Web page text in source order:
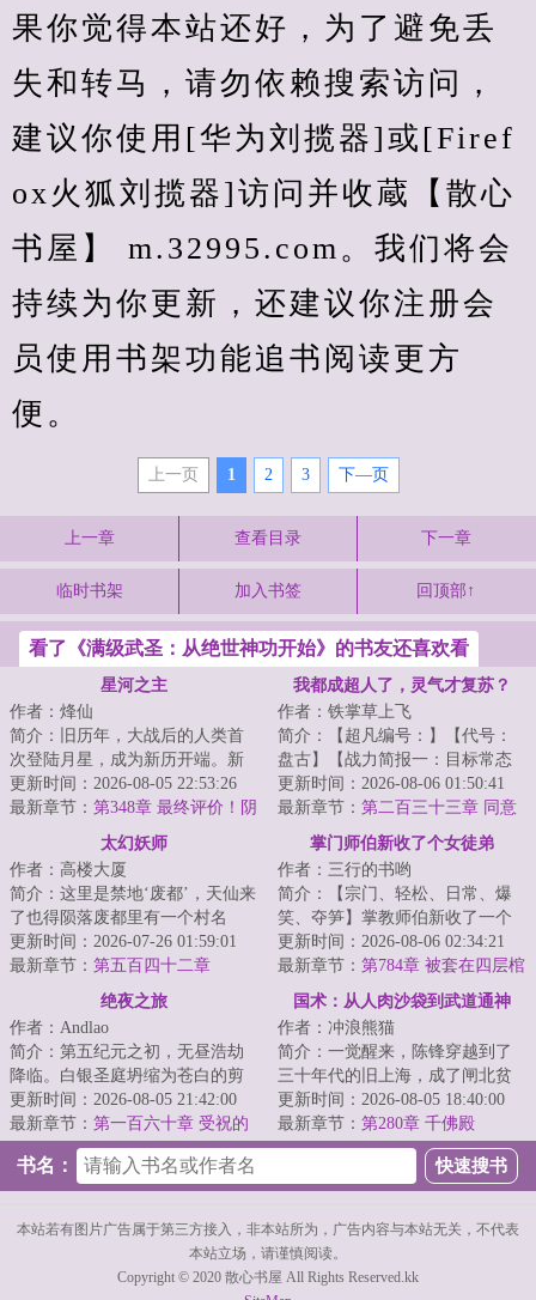
果你觉得本站还好，为了避免丢
失和转马，请勿依赖搜索访问，
建议你使用[华为刘揽器]或[Firef
ox火狐刘揽器]访问并收蔵【散心
书屋】 m.32995.com。我们将会
持续为你更新，还建议你注册会
员使用书架功能追书阅读更方
便。
上一页 1 2 3 下—页
上一章 查看目录 下一章
临时书架 加入书签 回顶部↑
看了《满级武圣：从绝世神功开始》的书友还喜欢看
星河之主
作者：烽仙
简介：旧历年，大战后的人类首
次登陆月星，成为新历开端。新
历年，月星人口超过亿，人类诞
生第一位星空武...
更新时间：2026-08-05 22:53:26
最新章节： 第348章 最终评价！阴
谋【万字求票】
我都成超人了，灵气才复苏？
作者：铁掌草上飞
简介：【超凡编号：】【代号：
盘古】【战力简报一：目标常态
为普通青年男性，具备远超生物
极限的肉体强度...
更新时间：2026-08-06 01:50:41
最新章节： 第二百三十三章 同意
太幻妖师
作者：高楼大厦
简介：这里是禁地‘废都’，天仙来
了也得陨落废都里有一个村名
为‘桃源’，这里住着一群吃人的绝
世大妖，...
更新时间：2026-07-26 01:59:01
最新章节： 第五百四十二章
掌门师伯新收了个女徒弟
作者：三行的书哟
简介：【宗门、轻松、日常、爆
笑、夺笋】掌教师伯新收了一个
女徒弟。她很漂亮，让无数人为
之神往。直至周...
更新时间：2026-08-06 02:34:21
最新章节： 第784章 被套在四层棺
椁中的人
绝夜之旅
作者：Andlao
简介：第五纪元之初，无昼浩劫
降临。白银圣庭坍缩为苍白的剪
影，时光将帝国碾作尘埃，起源
之海仍在咆哮，...
更新时间：2026-08-05 21:42:00
最新章节： 第一百六十章 受祝的
国术：从人肉沙袋到武道通神
作者：冲浪熊猫
简介：一觉醒来，陈锋穿越到了
三十年代的旧上海，成了闸北贫
民，在黑拳场当人肉桩。斧头社
横行霸道，这是...
更新时间：2026-08-05 18:40:00
最新章节： 第280章 千佛殿
书名：
本站若有图片广告属于第三方接入，非本站所为，广告内容与本站无关，不代表
本站立场，请谨慎阅读。
Copyright © 2020 散心书屋 All Rights Reserved.kk